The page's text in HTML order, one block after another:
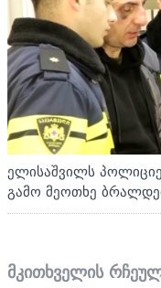
ელისაშვილს
გამო მეოთხე
მკითხველის